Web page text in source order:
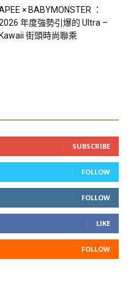
× BABYMONSTER ：
年度強勢引爆的 Ultra –
Kawaii 街頭時尚聯乘
SUBSCRIBE
FOLLOW
FOLLOW
LIKE
FOLLOW